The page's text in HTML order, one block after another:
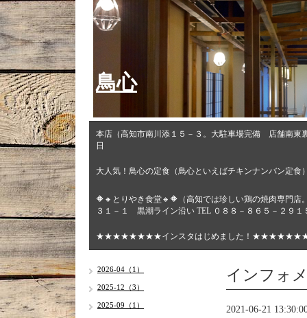
鳥心
本店（高知市南川添１５－３。大駐車場完備 店舗南
日
大人気！鳥心の定食（鳥心といえばチキンナンバン定食
🔶🔸とりやき食堂🔸🔶（高知では珍しい鶏の焼肉専門
３１－１ 黒潮ライン沿い TEL ０８８－８６５－２
★★★★★★★★インスタはじめました！
インフォ
2021-06-21
2026-04（1）
2025-12（3）
2025-09（1）